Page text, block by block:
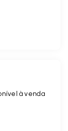
à venda